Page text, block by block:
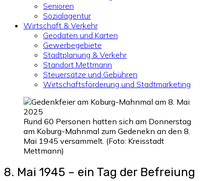
Senioren
Sozialagentur
Wirtschaft & Verkehr
Geodaten und Karten
Gewerbegebiete
Stadtplanung & Verkehr
Standort Mettmann
Steuersätze und Gebühren
Wirtschaftsförderung und Stadtmarketing
Rund 60 Personen hatten sich am Donnerstag
am Koburg-Mahnmal zum Gedenekn an den 8.
Mai 1945 versammelt. (Foto: Kreisstadt
Mettmann)
8. Mai 1945 – ein Tag der Befreiung